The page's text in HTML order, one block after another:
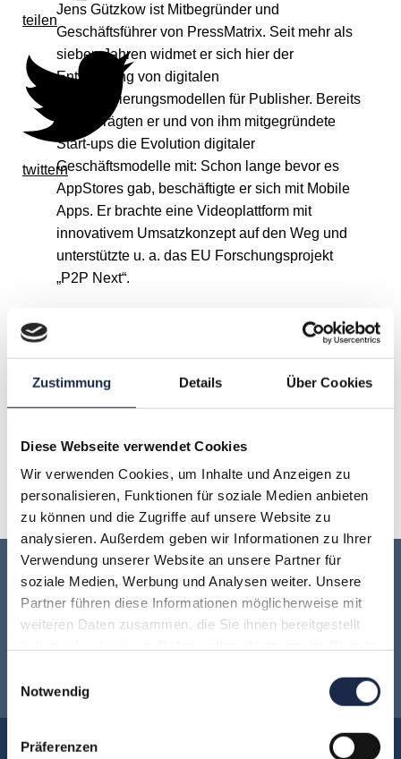
Zustimmung Details Über Cookies
Diese Webseite verwendet Cookies
Wir verwenden Cookies, um Inhalte und Anzeigen zu
personalisieren, Funktionen für soziale Medien anbieten
zu können und die Zugriffe auf unsere Website zu
analysieren. Außerdem geben wir Informationen zu Ihrer
Verwendung unserer Website an unsere Partner für
soziale Medien, Werbung und Analysen weiter. Unsere
Partner führen diese Informationen möglicherweise mit
weiteren Daten zusammen, die Sie ihnen bereitgestellt
Notwendig
Präferenzen
teilen
twittern
Jens Gützkow ist Mitbegründer und
Geschäftsführer von PressMatrix. Seit mehr als
sieben Jahren widmet er sich hier der
Entwicklung von digitalen
Monetarisierungsmodellen für Publisher. Bereits
zuvor prägten er und von ihm mitgegründete
Start-ups die Evolution digitaler
Geschäftsmodelle mit: Schon lange bevor es
AppStores gab, beschäftigte er sich mit Mobile
Apps. Er brachte eine Videoplattform mit
innovativem Umsatzkonzept auf den Weg und
unterstützte u. a. das EU Forschungsprojekt
„P2P Next“.
A B C D E F G
O P Q R S
V W X Y Z
Keine Veranstaltung mehr verpassen:
Jetzt für denMVFP Akademie
Akademie